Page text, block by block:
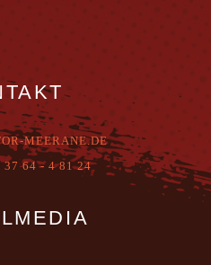
MEERANE.DE
37 64 - 4 81 24